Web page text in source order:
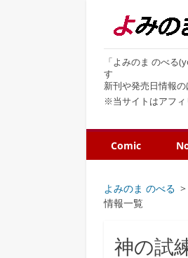
「よみのま のべる
す
新刊や発売日情報
※当サイトはアフィ
Comic
よみのま のべる
情報一覧
神の試